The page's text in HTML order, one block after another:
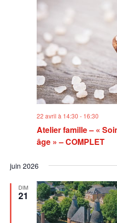
Atelier famille – «
âge » – COMPLET
22 avril à 14:30 - 16:30
juin 2026
DIM
21